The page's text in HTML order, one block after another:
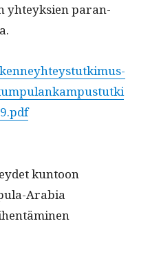
yhteyk­sien paran­
kuntoon
Arabia